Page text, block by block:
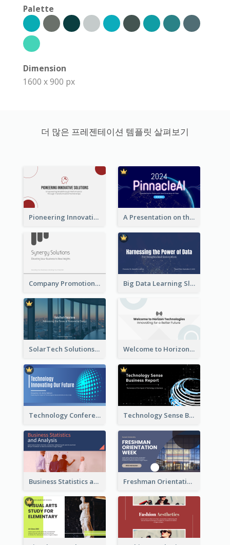
Palette
Dimension
1600 x 900 px
더 많은 프레젠테이션 템플릿 살펴보기
Pioneering Innovative Solutions Company Overview A Presentation on the Revolutionary Development of AI Chips
Company Promotion Presentation Big Data Learning Slide
SolarTech Solutions Company Overview Welcome to Horizon Technologies- Innovating for a Better Future
Technology Conference Presentation Technology Sense Business Report
Business Statistics and Analysis Presentation Freshman Orientation Week Presentation